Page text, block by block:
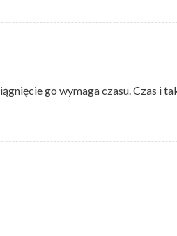
go wymaga czasu. Czas i